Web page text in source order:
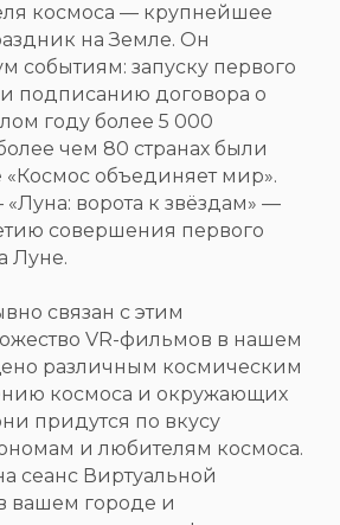
космоса — крупнейшее
на Земле. Он
событиям: запуску первого
подписанию договора о
году более 5 000
чем 80 странах были
объединяет мир».
ворота к звёздам» —
совершения первого
Луне.
связан с этим
VR-фильмов в нашем
различным космическим
космоса и окружающих
придутся по вкусу
и любителям космоса.
сеанс Виртуальной
вашем городе и